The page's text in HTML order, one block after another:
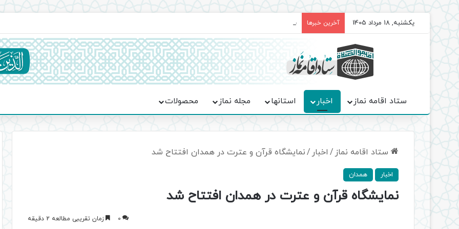
یکشنبه, 18 مرداد 1405 آخرین خبرها برگزاری باشکوه نمازهای جماعت در موکب فاطمه الزهرا (س)
ستاد اقامه نماز اخبار استانها مجله نماز محصولات
ستاد اقامه نماز / اخبار /نمایشگاه قرآن و عترت در همدان افتتاح شد
اخبار همدان
نمایشگاه قرآن و عترت در همدان افتتاح شد
0 زمان تقریبی مطالعه 2 دقیقه